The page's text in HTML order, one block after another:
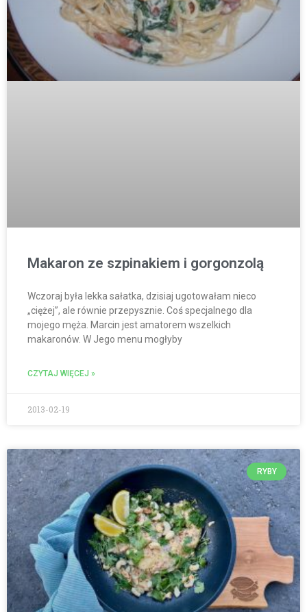
Makaron ze szpinakiem i gorgonzolą
Wczoraj była lekka sałatka, dzisiaj ugotowałam nieco
„ciężej”, ale równie przepysznie. Coś specjalnego dla
mojego męża. Marcin jest amatorem wszelkich
makaronów. W Jego menu mogłyby
CZYTAJ WIĘCEJ »
2013-02-19
RYBY